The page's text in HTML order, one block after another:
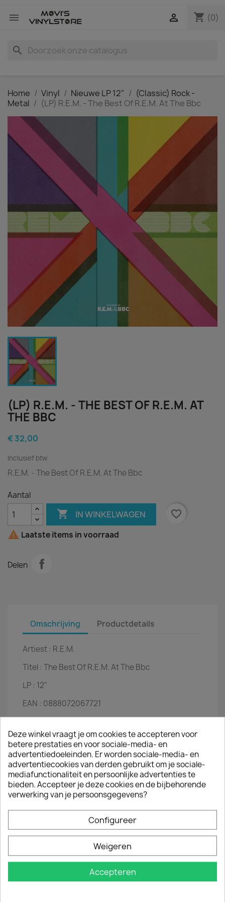
 shopping_cart (0)

search
Home Vinyl Nieuwe LP 12"
(Classic) Rock -
Metal
(LP) R.E.M. - The Best Of R.E.M. At The Bbc
(LP) R.E.M. - THE BEST OF R.E.M. AT
THE BBC
€ 32,00
Inclusief btw
R.E.M. - The Best Of R.E.M. At The Bbc
Aantal
 IN WINKELWAGEN
favorite_border
 Laatste items in voorraad
Delen
Omschrijving Productdetails
Artiest : R.E.M.
Titel : The Best Of R.E.M. At The Bbc
LP : 12"
EAN : 0888072067721
Disc 1
World Leader Pretend
Radio Song
Losing My Religion
Lotus
At My Most Beautiful
Man On The Moon
Imitation Of Life
Supernatural Superserious
Disc 2
Driver 8
Deze winkel vraagt je om cookies te accepteren voor
betere prestaties en voor sociale-media- en
advertentiedoeleinden. Er worden sociale-media- en
advertentiecookies van derden gebruikt om je sociale-
mediafunctionaliteit en persoonlijke advertenties te
bieden. Accepteer je deze cookies en de bijbehorende
verwerking van je persoonsgegevens?
Configureer
Weigeren
Accepteren